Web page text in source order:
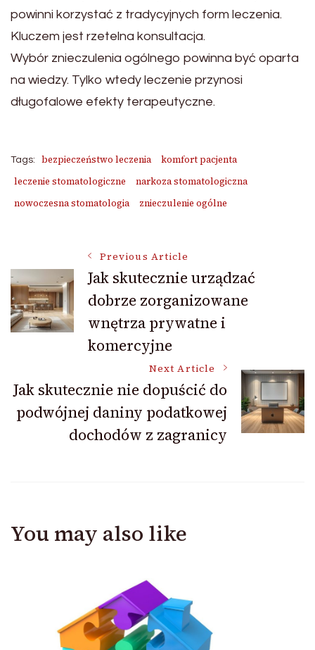
powinni korzystać z tradycyjnych form leczenia.
Kluczem jest rzetelna konsultacja.
Wybór znieczulenia ogólnego powinna być oparta
na wiedzy. Tylko wtedy leczenie przynosi
długofalowe efekty terapeutyczne.
Tags: bezpieczeństwo leczenia
komfort pacjenta
leczenie stomatologiczne
narkoza stomatologiczna
nowoczesna stomatologia
znieczulenie ogólne
Post
Navigation
Previous Article
Jak skutecznie urządzać
dobrze zorganizowane
wnętrza prywatne i
komercyjne
Next Article
Jak skutecznie nie dopuścić do
podwójnej daniny podatkowej
dochodów z zagranicy
You may also like